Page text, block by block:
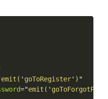
emit( ' goToRegister' ) "
="emit( '